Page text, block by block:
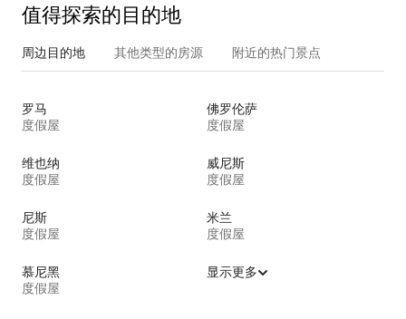
值得探索的目的地
周边目的地 其他类型的房源 附近的热门景点
罗马
度假屋
佛罗伦萨
度假屋
维也纳
度假屋
威尼斯
度假屋
尼斯
度假屋
米兰
度假屋
慕尼黑
度假屋
显示更多